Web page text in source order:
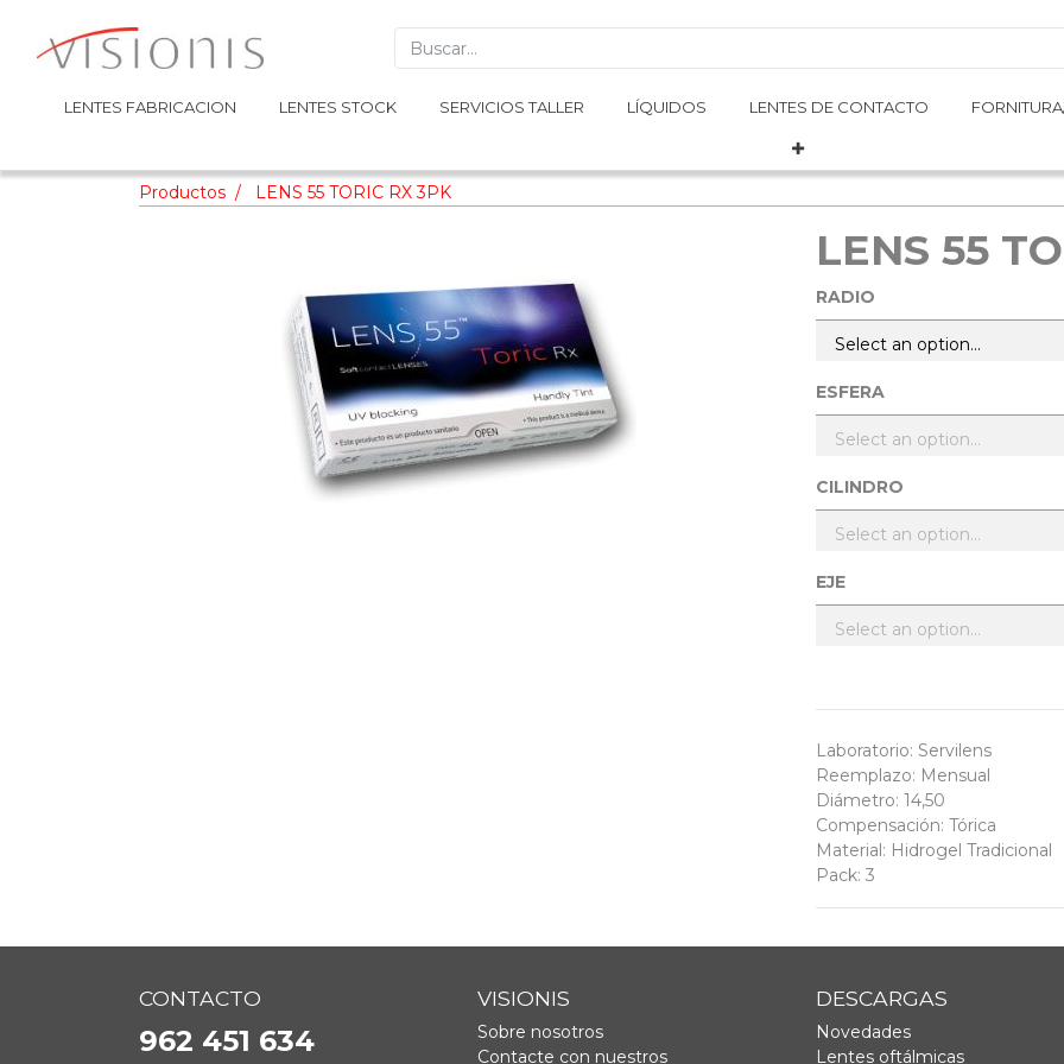
LENTES FABRICACION LENTES STOCK SERVICIOS TALLER LÍQUIDOS LENTES DE CONTACTO
LENTES FABRICACION LENTES STOCK SERVICIOS TALLER LÍQUIDOS LENTES DE CONTACTO
Productos LENS 55 TORIC RX 3PK
LENS 55
RADIO
ESFERA
CILINDRO
EJE
Laboratorio: Servilens
Reemplazo: Mensual
Diámetro: 14,50
Compensación: Tórica
Material: Hidrogel Tradicional
Pack: 3
CONTACTO
962 451 634
VISIONIS
Sobre nosotros
Contacte con nuestros
DESCARGAS
Novedades
Lentes oftálmicas